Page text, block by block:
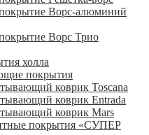
Ворс-алюминий
Ворс Трио
холла
покрытия
коврик Toscana
коврик Entrada
коврик Mars
покрытия «СУПЕР